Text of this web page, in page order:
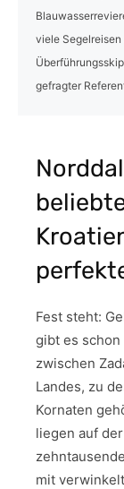
viele
gefragter
Fest steht:
gibt es
zwischen
Landes, zu
Kornaten
liegen auf
mit